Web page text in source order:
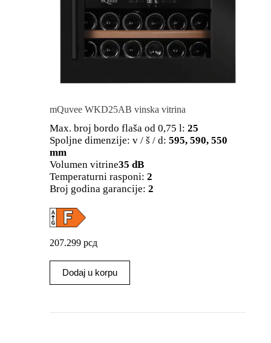
mQuvee WKD25AB vinska vitrina
Max. broj bordo flaša od 0,75 l: 25
Spoljne dimenzije: v / š / d: 595, 590, 550
mm
Volumen vitrine35 dB
Temperaturni rasponi: 2
Broj godina garancije: 2
207.299 рсд
Dodaj u korpu